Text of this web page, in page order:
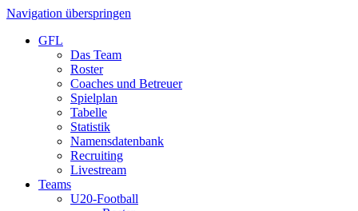
Navigation überspringen
GFL
Das Team
Roster
Coaches und Betreuer
Spielplan
Tabelle
Statistik
Namensdatenbank
Recruiting
Livestream
Teams
U20-Football